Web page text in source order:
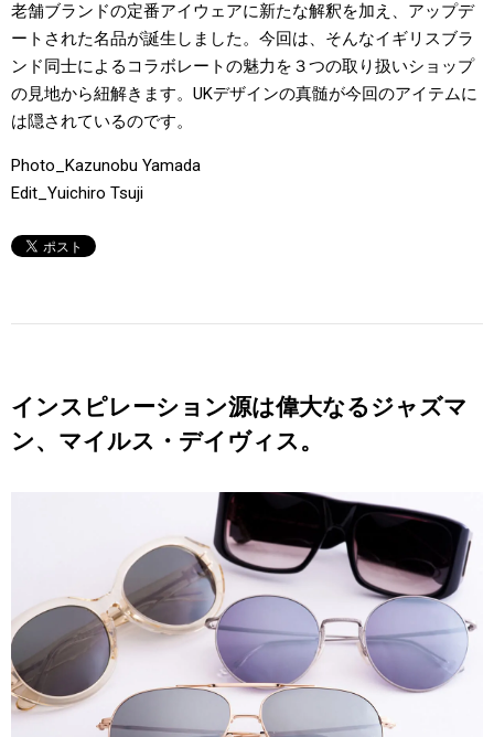
老舗ブランドの定番アイウェアに新たな解釈を加え、アップデ
ートされた名品が誕生しました。今回は、そんなイギリスブラ
ンド同士によるコラボレートの魅力を３つの取り扱いショップ
の見地から紐解きます。UKデザインの真髄が今回のアイテムに
は隠されているのです。
Photo_Kazunobu Yamada
Edit_Yuichiro Tsuji
インスピレーション源は偉大なるジャズマ
ン、マイルス・デイヴィス。